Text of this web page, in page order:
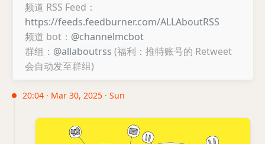
频道 RSS Feed：
https://feeds.feedburner.com/ALLAboutRSS
频道 bot： @channelmcbot
群组： @allaboutrss (福利：推特账号的 Retweet
会自动发至群组)
20:04 · Mar 30, 2025 · Sun